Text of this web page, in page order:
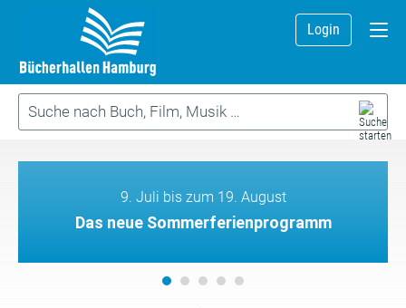
Login
9. Juli bis zum 19. August
Das neue Sommerferienprogramm